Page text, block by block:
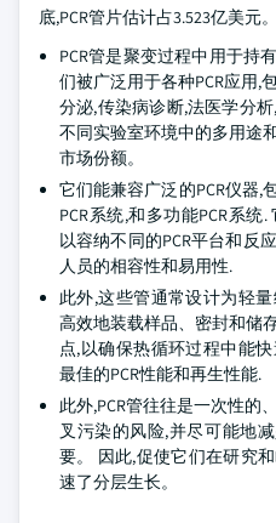
底,PCR管片估计占3.523亿美元。
PCR管是聚变过程中用于持
们被广泛用于各种PCR应用,
分泌,传染病诊断,法医学分
不同实验室环境中的多用途
市场份额。
它们能兼容广泛的PCR仪器,
PCR系统,和多功能PCR系
以容纳不同的PCR平台和反
人员的相容性和易用性.
此外,这些管通常设计为轻
高效地装载样品、密封和储
点,以确保热循环过程中能
最佳的PCR性能和再生性能.
此外,PCR管往往是一次性的
叉污染的风险,并尽可能地
要。 因此,促使它们在研究
速了分层生长。